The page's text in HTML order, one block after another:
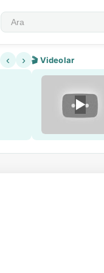
‹ › 🎬 Videolar
▶